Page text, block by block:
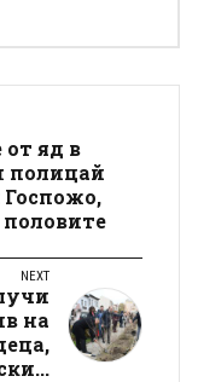
яд в
полицай
Госпожо,
NEXT
на